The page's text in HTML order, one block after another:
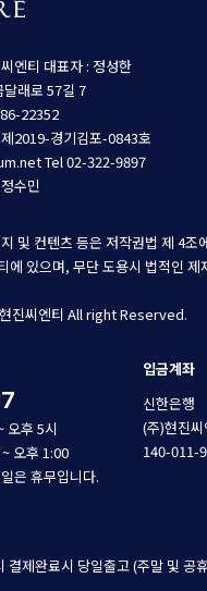
엔티 대표자 : 정성한
달래로 57길 7
22352
2019-경기김포-0843호
Tel 02-322-9897
수민
및 컨텐츠 등은 저작권법 제 4조
에 있으며, 무단 도용시 법적인 제
진씨엔티 All right Reserved.
오후 5시
오후 1:00
은 휴무입니다.
입금계좌
신한은행
(주)현진씨
140-011-
결제완료시 당일출고 (주말 및 공